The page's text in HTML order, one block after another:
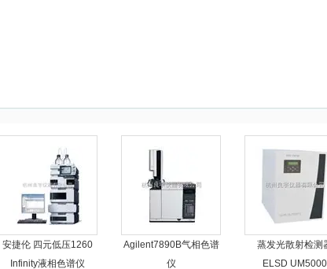
安捷伦 四元低压1260
Infinity液相色谱仪
Agilent7890B气相色谱
仪
蒸发光散射检测
ELSD UM5000